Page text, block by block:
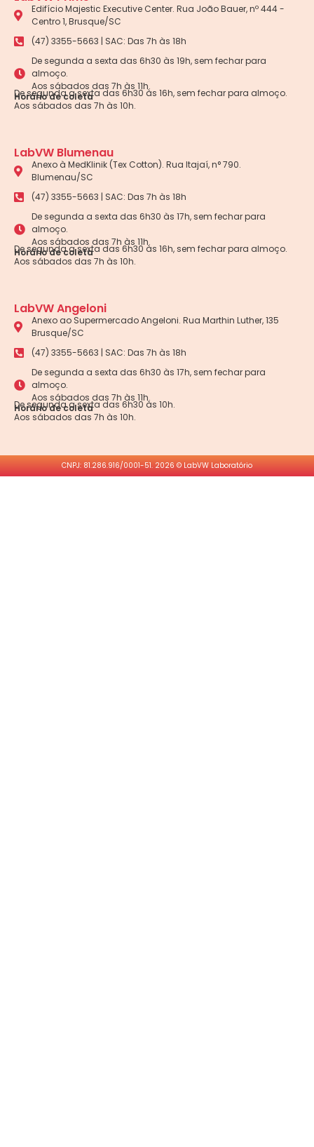
Edifício Majestic Executive Center. Rua João Bauer, nº 444 -
Centro 1, Brusque/SC
(47) 3355-5663 | SAC: Das 7h às 18h
De segunda a sexta das 6h30 às 19h, sem fechar para
almoço.
Aos sábados das 7h às 11h.
Horário de coleta
De segunda a sexta das 6h30 às 16h, sem fechar para almoço.
Aos sábados das 7h às 10h.
LabVW Blumenau
Anexo à MedKlinik (Tex Cotton). Rua Itajaí, n° 790.
Blumenau/SC
(47) 3355-5663 | SAC: Das 7h às 18h
De segunda a sexta das 6h30 às 17h, sem fechar para
almoço.
Aos sábados das 7h às 11h.
Horário de coleta
De segunda a sexta das 6h30 às 16h, sem fechar para almoço.
Aos sábados das 7h às 10h.
LabVW Angeloni
Anexo ao Supermercado Angeloni. Rua Marthin Luther, 135
Brusque/SC
(47) 3355-5663 | SAC: Das 7h às 18h
De segunda a sexta das 6h30 às 17h, sem fechar para
almoço.
Aos sábados das 7h às 11h.
Horário de coleta
De segunda a sexta das 6h30 às 10h.
Aos sábados das 7h às 10h.
CNPJ: 81.286.916/0001-51. 2026 © LabVW Laboratório